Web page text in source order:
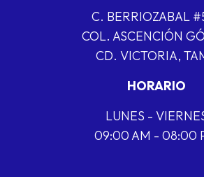
C. BERRIOZABAL
COL. ASCENCIÓN
CD. VICTORIA,
HORARIO
LUNES -
09:00 AM - 08:00